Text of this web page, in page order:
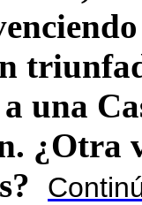
una
¿Otra